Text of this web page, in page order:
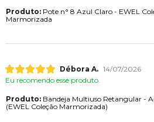
Produto:Pote n° 8 Azul Claro - EWEL
Marmorizada
Débora A. 14/07/2026
Eu recomendo esse produto.
Produto:Bandeja Multiuso Retangular -
(EWEL Coleção Marmorizada)